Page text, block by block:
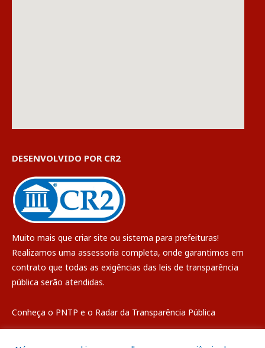
DESENVOLVIDO POR CR2
Muito mais que criar site ou sistema para prefeituras!
Realizamos uma assessoria completa, onde garantimos em
contrato que todas as exigências das leis de transparência
pública serão atendidas.
Conheça o PNTP e o Radar da Transparência Pública